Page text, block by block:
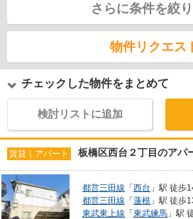
さらに条件を絞
物件リクエス
チェックした物件をまとめて
検討リストに追加
賃貸｜アパート 板橋区西台２丁目のアパ
都営三田線 「西台 」駅 徒歩
都営三田線 「蓮根 」駅 徒歩
東武東上線 「東武練馬 」駅